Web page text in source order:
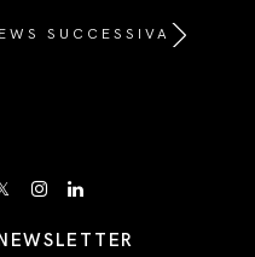
SUCCESSIVA